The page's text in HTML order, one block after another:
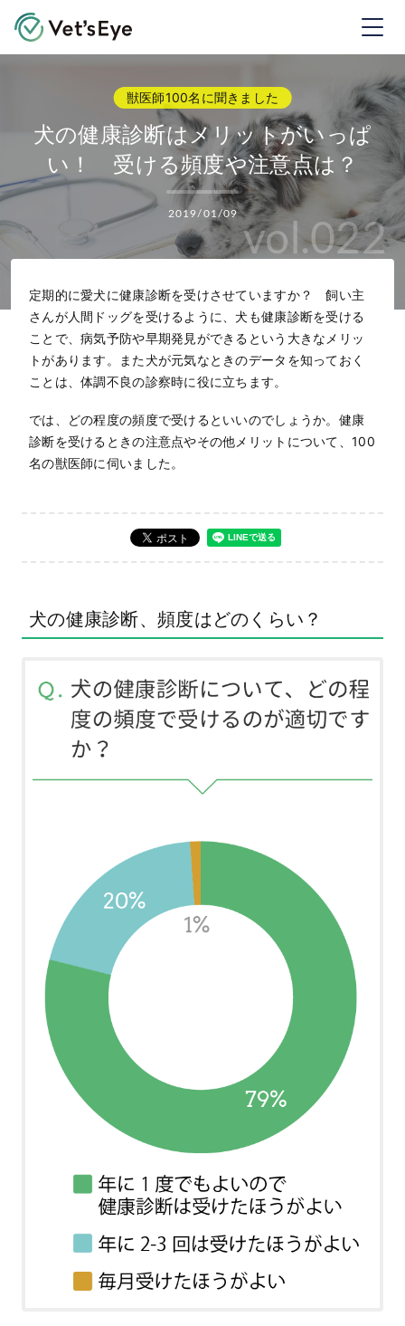
犬の健康診断はメリットがいっぱ
い！ 受ける頻度や注意点は？
2019/01/09
vol.022
定期的に愛犬に健康診断を受けさせていますか？ 飼い主
さんが人間ドッグを受けるように、犬も健康診断を受ける
ことで、病気予防や早期発見ができるという大きなメリッ
トがあります。また犬が元気なときのデータを知っておく
ことは、体調不良の診察時に役に立ちます。
では、どの程度の頻度で受けるといいのでしょうか。健康
診断を受けるときの注意点やその他メリットについて、100
名の獣医師に伺いました。
犬の健康診断、頻度はどのくらい？